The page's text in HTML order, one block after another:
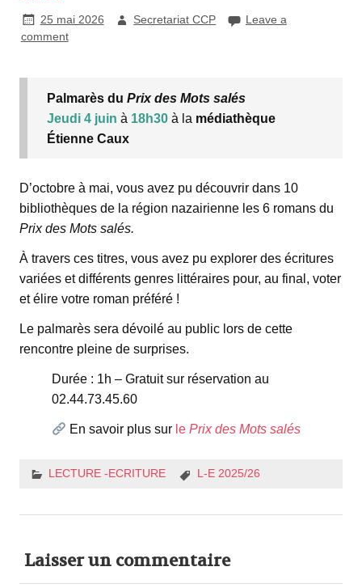
25 mai 2026 Secretariat CCP
Leave a
comment
Palmarès du Prix des Mots salés
Jeudi 4 juin à 18h30 à la médiathèque
Étienne Caux
D’octobre à mai, vous avez pu découvrir dans 10
bibliothèques de la région nazairienne les 6 romans du
Prix des Mots salés.
À travers ces titres, vous avez pu explorer des écritures
variées et différents genres littéraires pour, au final, voter
et élire votre roman préféré !
Le palmarès sera dévoilé au public lors de cette
rencontre pleine de surprises.
Durée : 1h – Gratuit sur réservation au
02.44.73.45.60
En savoir plus sur lePrix des Mots salés
LECTURE -ECRITURE L-E 2025/26
Laisser un commentaire